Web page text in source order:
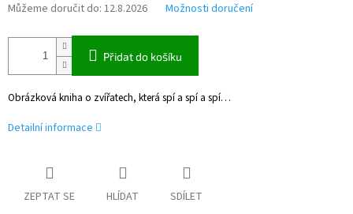
Můžeme doručit do: 12.8.2026 Možnosti doručení
Přidat do košíku
Obrázková kniha o zvířatech, která spí a spí a spí…
Detailní informace
ZEPTAT SE HLÍDAT SDÍLET